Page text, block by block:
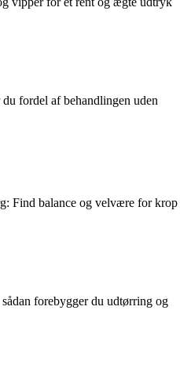
fordel af behandlingen uden
Find balance og velvære for krop
forebygger du udtørring og